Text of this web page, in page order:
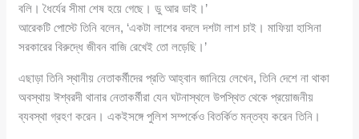
বলি। ধৈর্যের সীমা শেষ হয়ে গেছে। ডু আর ডাই।’
আরেকটি পোস্টে তিনি বলেন, ‘একটা লাশের বদলে দশটা লাশ চাই। মাফিয়া হাসিনা
সরকারের বিরুদ্ধে জীবন বাজি রেখেই তো লড়েছি।’
এছাড়া তিনি স্থানীয় নেতাকর্মীদের প্রতি আহ্বান জানিয়ে লেখেন, তিনি দেশে না থাকা
অবস্থায় ঈশ্বরদী থানার নেতাকর্মীরা যেন ঘটনাস্থলে উপস্থিত থেকে প্রয়োজনীয়
ব্যবস্থা গ্রহণ করেন। একইসঙ্গে পুলিশ সম্পর্কেও বিতর্কিত মন্তব্য করেন তিনি।